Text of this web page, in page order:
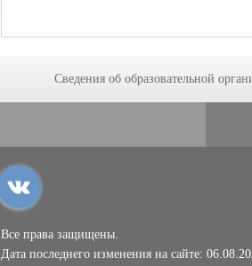
Сведения об образовательной
Все права защищены.
Дата последнего изменения на сайте: